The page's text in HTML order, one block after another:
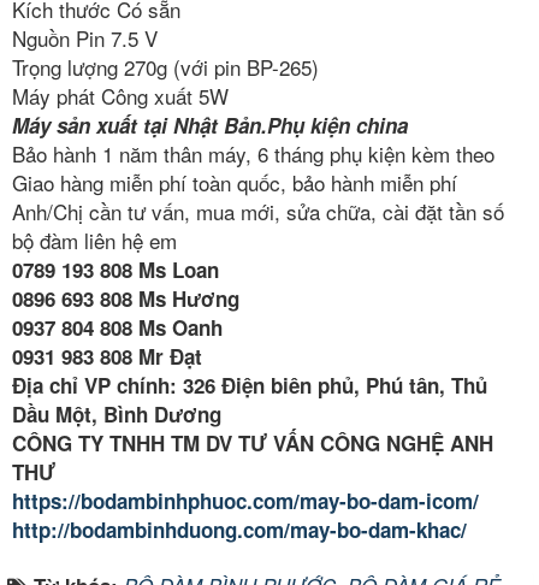
Kích thước Có sẵn
Nguồn Pin 7.5 V
Trọng lượng 270g (với pin BP-265)
Máy phát Công xuất 5W
Máy sản xuất tại Nhật Bản.Phụ kiện china
Bảo hành 1 năm thân máy, 6 tháng phụ kiện kèm theo
Giao hàng miễn phí toàn quốc, bảo hành miễn phí
Anh/Chị cần tư vấn, mua mới, sửa chữa, cài đặt tần số
bộ đàm liên hệ em
0789 193 808 Ms Loan
0896 693 808 Ms Hương
0937 804 808 Ms Oanh
0931 983 808 Mr Đạt
Địa chỉ VP chính: 326 Điện biên phủ, Phú tân, Thủ
Dầu Một, Bình Dương
CÔNG TY TNHH TM DV TƯ VẤN CÔNG NGHỆ ANH
THƯ
https://bodambinhphuoc.com/may-bo-dam-icom/
http://bodambinhduong.com/may-bo-dam-khac/